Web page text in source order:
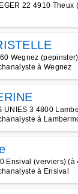
22 4910 Theux
Wegnez
à Wegnez
UNIES 3 4800
à
Ensival (verviers) (à
à Ensival